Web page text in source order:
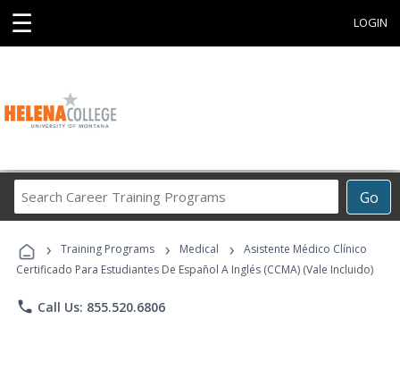
☰ LOGIN
Go
Career
Programs
› Training Programs › Medical ›
Asistente Médico Clínico
Certificado Para Estudiantes De Español A Inglés (CCMA) (Vale Incluido)
phone Call Us: 855.520.6806